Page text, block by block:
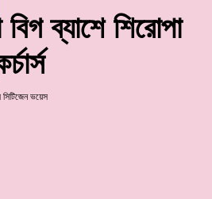
ব্যাশে শিরোপা
ভয়েস